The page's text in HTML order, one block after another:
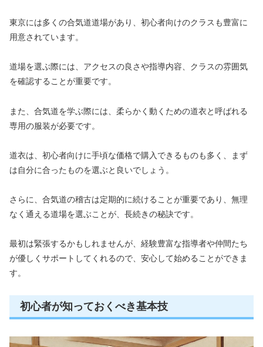
東京には多くの合気道道場があり、初心者向けのクラスも豊富に
用意されています。
道場を選ぶ際には、アクセスの良さや指導内容、クラスの雰囲気
を確認することが重要です。
また、合気道を学ぶ際には、柔らかく動くための道衣と呼ばれる
専用の服装が必要です。
道衣は、初心者向けに手頃な価格で購入できるものも多く、まず
は自分に合ったものを選ぶと良いでしょう。
さらに、合気道の稽古は定期的に続けることが重要であり、無理
なく通える道場を選ぶことが、長続きの秘訣です。
最初は緊張するかもしれませんが、経験豊富な指導者や仲間たち
が優しくサポートしてくれるので、安心して始めることができま
す。
初心者が知っておくべき基本技